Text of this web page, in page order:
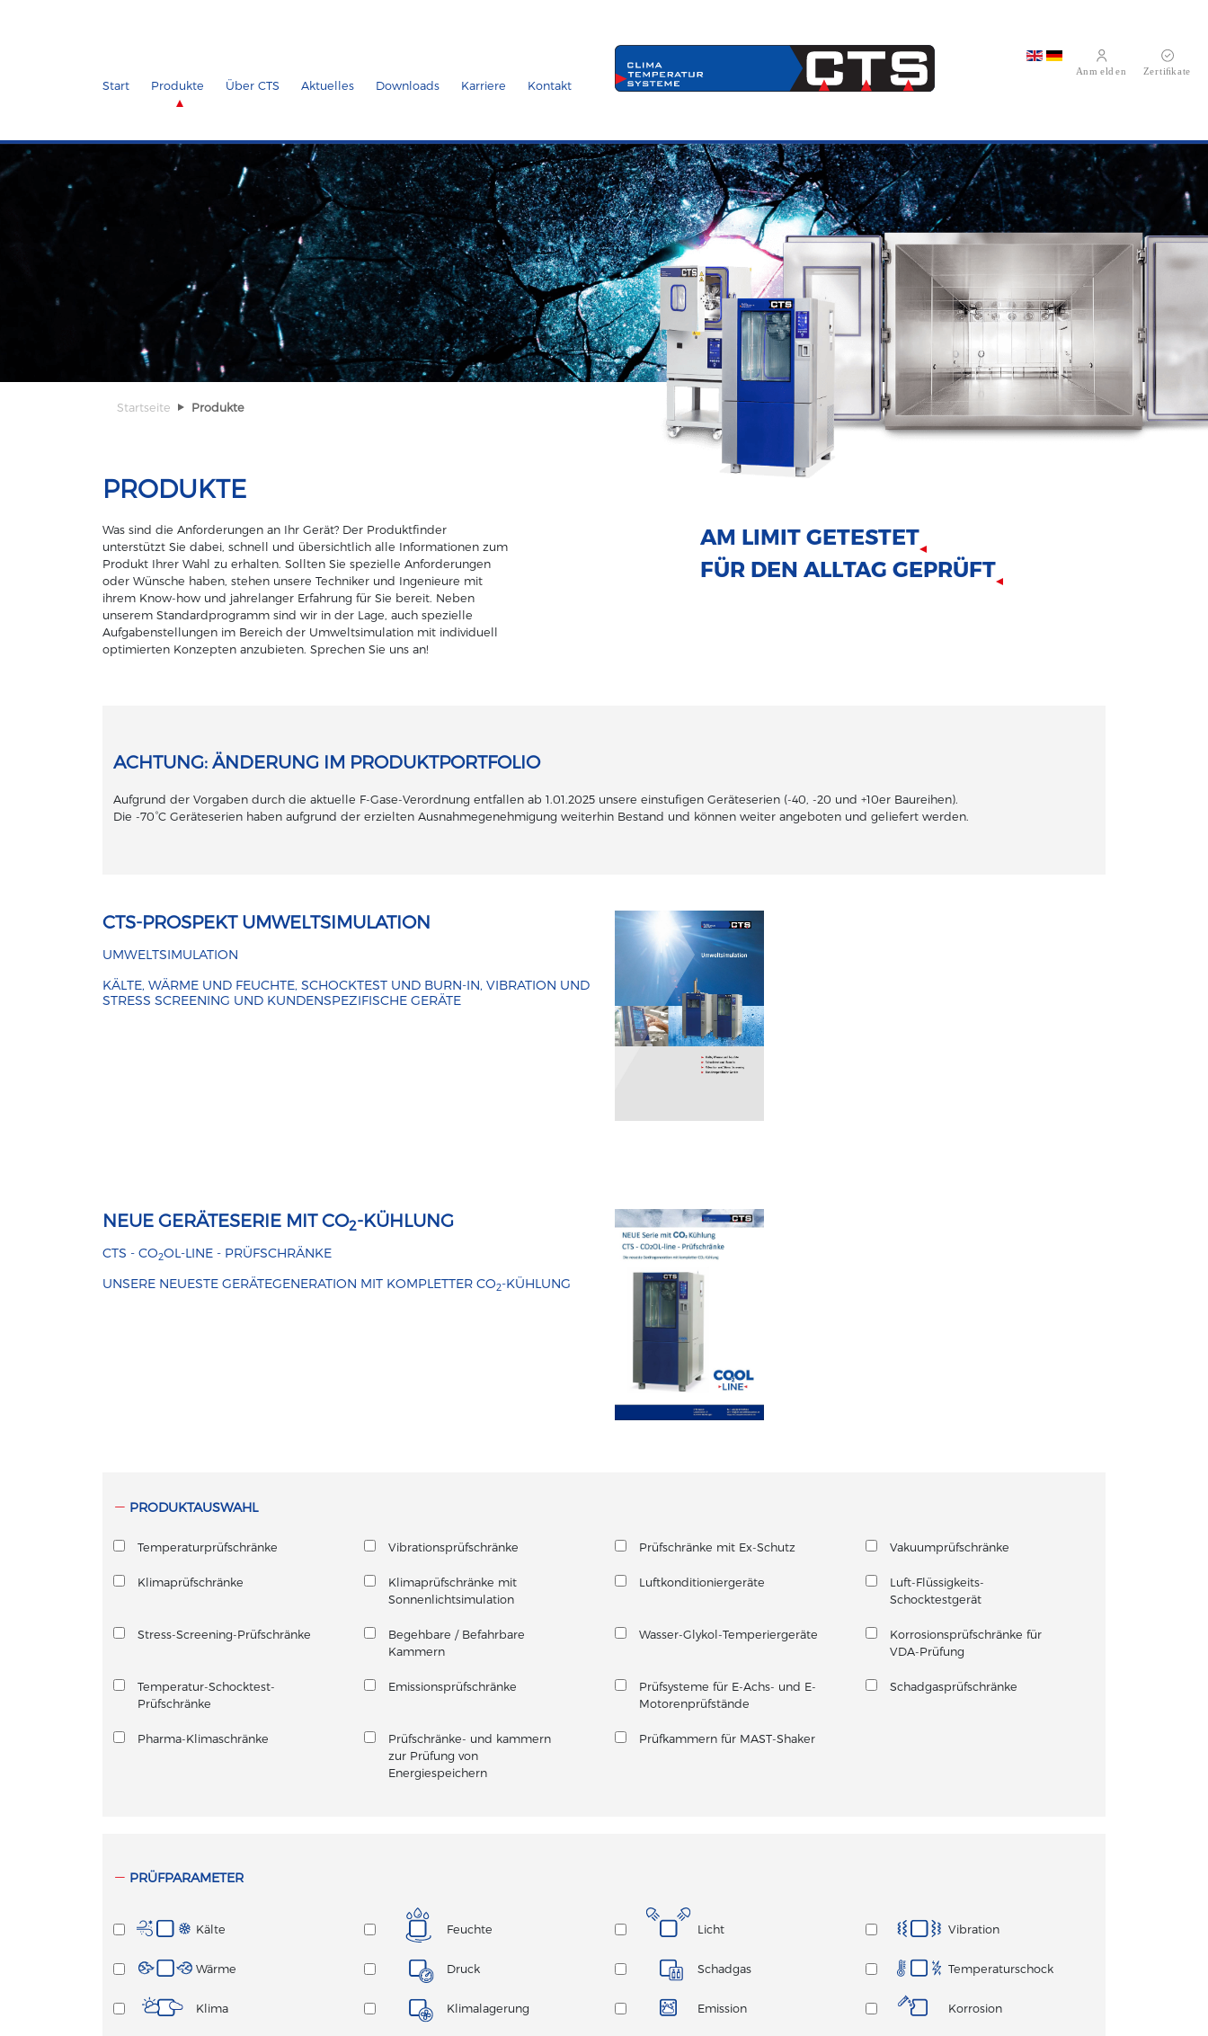
Sprache auswählen
Start Produkte Über CTS Aktuelles Downloads Karriere Kontakt
Startseite Produkte
PRODUKTE
Was sind die Anforderungen an Ihr Gerät? Der Produktfinder
unterstützt Sie dabei, schnell und übersichtlich alle Informationen zum
Produkt Ihrer Wahl zu erhalten. Sollten Sie spezielle Anforderungen
oder Wünsche haben, stehen unsere Techniker und Ingenieure mit
ihrem Know-how und jahrelanger Erfahrung für Sie bereit. Neben
unserem Standardprogramm sind wir in der Lage, auch spezielle
Aufgabenstellungen im Bereich der Umweltsimulation mit individuell
optimierten Konzepten anzubieten. Sprechen Sie uns an!
AM LIMIT GETESTET
FÜR DEN ALLTAG GEPRÜFT
ACHTUNG: ÄNDERUNG IM PRODUKTPORTFOLIO
Aufgrund der Vorgaben durch die aktuelle F-Gase-Verordnung entfallen ab 1.01.2025 unsere einstufigen Geräteserien (-40, -20 und +10er Baureihen).
Die -70°C Geräteserien haben aufgrund der erzielten Ausnahmegenehmigung weiterhin Bestand und können weiter angeboten und geliefert werden.
CTS-PROSPEKT UMWELTSIMULATION
UMWELTSIMULATION
KÄLTE, WÄRME UND FEUCHTE, SCHOCKTEST UND BURN-IN, VIBRATION UND
STRESS SCREENING UND KUNDENSPEZIFISCHE GERÄTE
NEUE GERÄTESERIE MIT CO2-KÜHLUNG
CTS - CO2OL-LINE - PRÜFSCHRÄNKE
UNSERE NEUESTE GERÄTEGENERATION MIT KOMPLETTER CO2-KÜHLUNG
PRODUKTAUSWAHL
Temperaturprüfschränke Vibrationsprüfschränke Prüfschränke mit Ex-Schutz Vakuumprüfschränke
Klimaprüfschränke
Klimaprüfschränke mit
Sonnenlichtsimulation
Luftkonditioniergeräte
Luft-Flüssigkeits-
Schocktestgerät
Stress-Screening-Prüfschränke
Begehbare / Befahrbare
Kammern
Wasser-Glykol-Temperiergeräte
Korrosionsprüfschränke für
VDA-Prüfung
Temperatur-Schocktest-
Prüfschränke
Emissionsprüfschränke
Prüfsysteme für E-Achs- und E-
Motorenprüfstände
Schadgasprüfschränke
Pharma-Klimaschränke
Prüfschränke- und kammern
zur Prüfung von
Energiespeichern
Prüfkammern für MAST-Shaker
PRÜFPARAMETER
Kälte Feuchte Licht Vibration
Wärme Druck Schadgas Temperaturschock
Klima Klimalagerung Emission Korrosion